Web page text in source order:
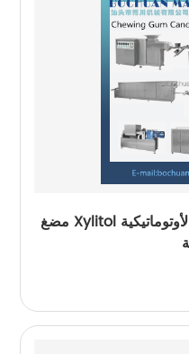
آلات المصنع خط إنتاج الحلوى الأوتوماتيكية Xylitol مضغ